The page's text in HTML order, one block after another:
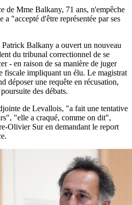
de Mme Balkany, 71 ans, n'empêche
a "accepté d'être représentée par ses
Balkany a ouvert un nouveau
du tribunal correctionnel de se
- en raison de sa manière de juger
fiscale impliquant un élu. Le magistrat
déposer une requête en récusation,
des débats.
de Levallois, "a fait une tentative
"elle a craqué, comme on dit",
Olivier Sur en demandant le report